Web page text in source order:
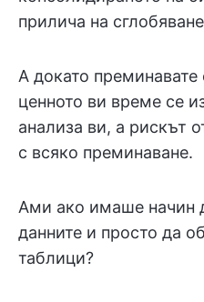
прилича на
А докато преминавате
ценното ви време се
анализа ви, а рискът
с всяко преминаване.
Ами ако имаше начин
данните и просто да
таблици?